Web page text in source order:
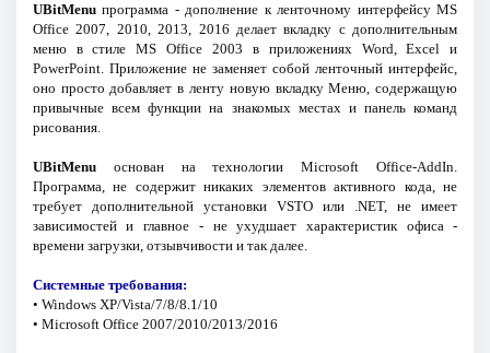
UBitMenuпрограмма - дополнение к ленточному интерфейсу MS
Office 2007, 2010, 2013, 2016 делает вкладку с дополнительным
меню в стиле MS Office 2003 в приложениях Word, Excel и
PowerPoint. Приложение не заменяет собой ленточный интерфейс,
оно просто добавляет в ленту новую вкладку Меню, содержащую
привычные всем функции на знакомых местах и панель команд
рисования.
UBitMenuоснован на технологии Microsoft Office-AddIn.
Программа, не содержит никаких элементов активного кода, не
требует дополнительной установки VSTO или .NET, не имеет
зависимостей и главное - не ухудшает характеристик офиса -
времени загрузки, отзывчивости и так далее.
Системные требования:
• Windows XP/Vista/7/8/8.1/10
• Microsoft Office 2007/2010/2013/2016